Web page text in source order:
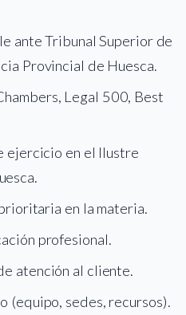
ante Tribunal Superior de
Provincial de Huesca.
Legal 500, Best
ejercicio en el Ilustre
en la materia.
profesional.
atención al cliente.
(equipo, sedes, recursos).